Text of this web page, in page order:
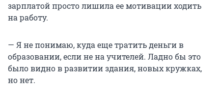
зарплатой просто лишила ее мотивации ходить
на работу.
— Я не понимаю, куда еще тратить деньги в
образовании, если не на учителей. Ладно бы это
было видно в развитии здания, новых кружках,
но нет.